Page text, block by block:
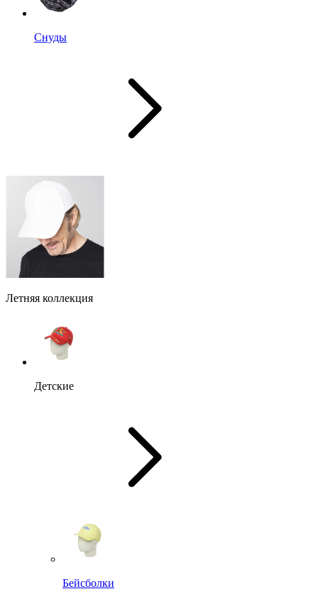
Снуды
Летняя коллекция
Детские
Бейсболки